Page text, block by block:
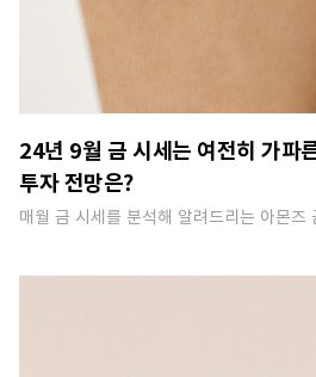
24년 9월 금 시세는 여전히 가파
투자 전망은?
매월 금 시세를 분석해 알려드리는 아몬즈